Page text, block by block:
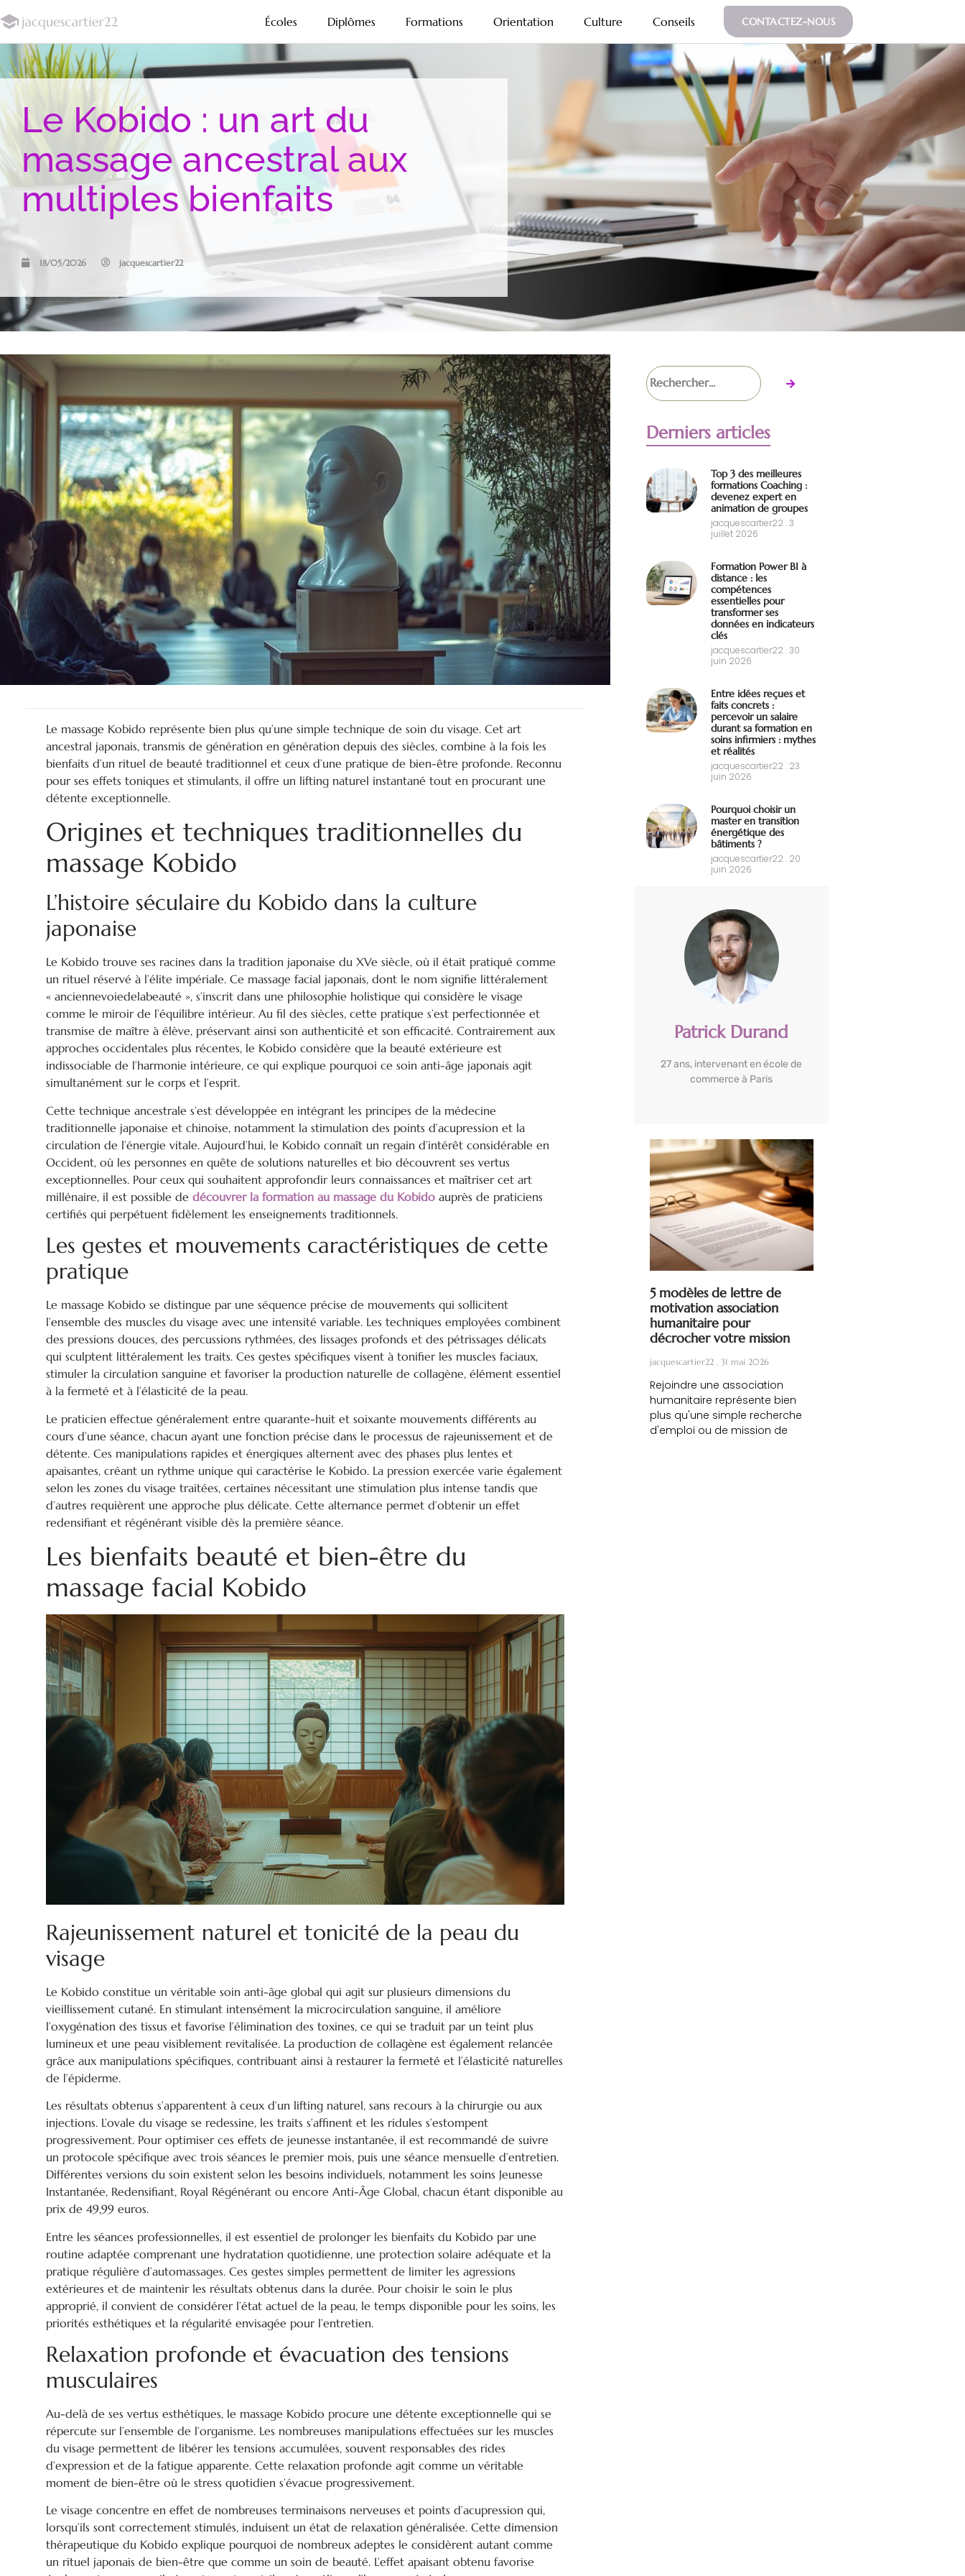
Écoles Diplômes Formations Orientation Culture Conseils CONTACTEZ-NOUS
Le Kobido : un art du
massage ancestral aux
multiples bienfaits
18/05/2026 jacquescartier22
Le massage Kobido représente bien plus qu’une simple technique de soin du visage. Cet art
ancestral japonais, transmis de génération en génération depuis des siècles, combine à la fois les
bienfaits d’un rituel de beauté traditionnel et ceux d’une pratique de bien-être profonde. Reconnu
pour ses effets toniques et stimulants, il offre un lifting naturel instantané tout en procurant une
détente exceptionnelle.
Origines et techniques traditionnelles du
massage Kobido
L’histoire séculaire du Kobido dans la culture
japonaise
Le Kobido trouve ses racines dans la tradition japonaise du XVe siècle, où il était pratiqué comme
un rituel réservé à l’élite impériale. Ce massage facial japonais, dont le nom signifie littéralement
« anciennevoiedelabeauté », s’inscrit dans une philosophie holistique qui considère le visage
comme le miroir de l’équilibre intérieur. Au fil des siècles, cette pratique s’est perfectionnée et
transmise de maître à élève, préservant ainsi son authenticité et son efficacité. Contrairement aux
approches occidentales plus récentes, le Kobido considère que la beauté extérieure est
indissociable de l’harmonie intérieure, ce qui explique pourquoi ce soin anti-âge japonais agit
simultanément sur le corps et l’esprit.
Cette technique ancestrale s’est développée en intégrant les principes de la médecine
traditionnelle japonaise et chinoise, notamment la stimulation des points d’acupression et la
circulation de l’énergie vitale. Aujourd’hui, le Kobido connaît un regain d’intérêt considérable en
Occident, où les personnes en quête de solutions naturelles et bio découvrent ses vertus
exceptionnelles. Pour ceux qui souhaitent approfondir leurs connaissances et maîtriser cet art
millénaire, il est possible de découvrer la formation au massage du Kobido auprès de praticiens
certifiés qui perpétuent fidèlement les enseignements traditionnels.
Les gestes et mouvements caractéristiques de cette
pratique
Le massage Kobido se distingue par une séquence précise de mouvements qui sollicitent
l’ensemble des muscles du visage avec une intensité variable. Les techniques employées combinent
des pressions douces, des percussions rythmées, des lissages profonds et des pétrissages délicats
qui sculptent littéralement les traits. Ces gestes spécifiques visent à tonifier les muscles faciaux,
stimuler la circulation sanguine et favoriser la production naturelle de collagène, élément essentiel
à la fermeté et à l’élasticité de la peau.
Le praticien effectue généralement entre quarante-huit et soixante mouvements différents au
cours d’une séance, chacun ayant une fonction précise dans le processus de rajeunissement et de
détente. Ces manipulations rapides et énergiques alternent avec des phases plus lentes et
apaisantes, créant un rythme unique qui caractérise le Kobido. La pression exercée varie également
selon les zones du visage traitées, certaines nécessitant une stimulation plus intense tandis que
d’autres requièrent une approche plus délicate. Cette alternance permet d’obtenir un effet
redensifiant et régénérant visible dès la première séance.
Les bienfaits beauté et bien-être du
massage facial Kobido
Rajeunissement naturel et tonicité de la peau du
visage
Le Kobido constitue un véritable soin anti-âge global qui agit sur plusieurs dimensions du
vieillissement cutané. En stimulant intensément la microcirculation sanguine, il améliore
l’oxygénation des tissus et favorise l’élimination des toxines, ce qui se traduit par un teint plus
lumineux et une peau visiblement revitalisée. La production de collagène est également relancée
grâce aux manipulations spécifiques, contribuant ainsi à restaurer la fermeté et l’élasticité naturelles
de l’épiderme.
Les résultats obtenus s’apparentent à ceux d’un lifting naturel, sans recours à la chirurgie ou aux
injections. L’ovale du visage se redessine, les traits s’affinent et les ridules s’estompent
progressivement. Pour optimiser ces effets de jeunesse instantanée, il est recommandé de suivre
un protocole spécifique avec trois séances le premier mois, puis une séance mensuelle d’entretien.
Différentes versions du soin existent selon les besoins individuels, notamment les soins Jeunesse
Instantanée, Redensifiant, Royal Régénérant ou encore Anti-Âge Global, chacun étant disponible au
prix de 49,99 euros.
Entre les séances professionnelles, il est essentiel de prolonger les bienfaits du Kobido par une
routine adaptée comprenant une hydratation quotidienne, une protection solaire adéquate et la
pratique régulière d’automassages. Ces gestes simples permettent de limiter les agressions
extérieures et de maintenir les résultats obtenus dans la durée. Pour choisir le soin le plus
approprié, il convient de considérer l’état actuel de la peau, le temps disponible pour les soins, les
priorités esthétiques et la régularité envisagée pour l’entretien.
Relaxation profonde et évacuation des tensions
musculaires
Au-delà de ses vertus esthétiques, le massage Kobido procure une détente exceptionnelle qui se
répercute sur l’ensemble de l’organisme. Les nombreuses manipulations effectuées sur les muscles
du visage permettent de libérer les tensions accumulées, souvent responsables des rides
d’expression et de la fatigue apparente. Cette relaxation profonde agit comme un véritable
moment de bien-être où le stress quotidien s’évacue progressivement.
Le visage concentre en effet de nombreuses terminaisons nerveuses et points d’acupression qui,
lorsqu’ils sont correctement stimulés, induisent un état de relaxation généralisée. Cette dimension
thérapeutique du Kobido explique pourquoi de nombreux adeptes le considèrent autant comme
un rituel japonais de bien-être que comme un soin de beauté. L’effet apaisant obtenu favorise
Derniers articles
Top 3 des meilleures
formations Coaching :
devenez expert en
animation de groupes
jacquescartier22 3
juillet 2026
Formation Power BI à
distance : les
compétences
essentielles pour
transformer ses
données en indicateurs
clés
jacquescartier22 30
juin 2026
Entre idées reçues et
faits concrets :
percevoir un salaire
durant sa formation en
soins infirmiers : mythes
et réalités
jacquescartier22 23
juin 2026
Pourquoi choisir un
master en transition
énergétique des
bâtiments ?
jacquescartier22 20
juin 2026
Patrick Durand
27 ans, intervenant en école de
commerce à Paris
5 modèles de lettre de
motivation association
humanitaire pour
décrocher votre mission
jacquescartier22 31 mai 2026
Rejoindre une association
humanitaire représente bien
plus qu'une simple recherche
d'emploi ou de mission de